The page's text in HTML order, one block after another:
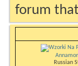
forum
Russian